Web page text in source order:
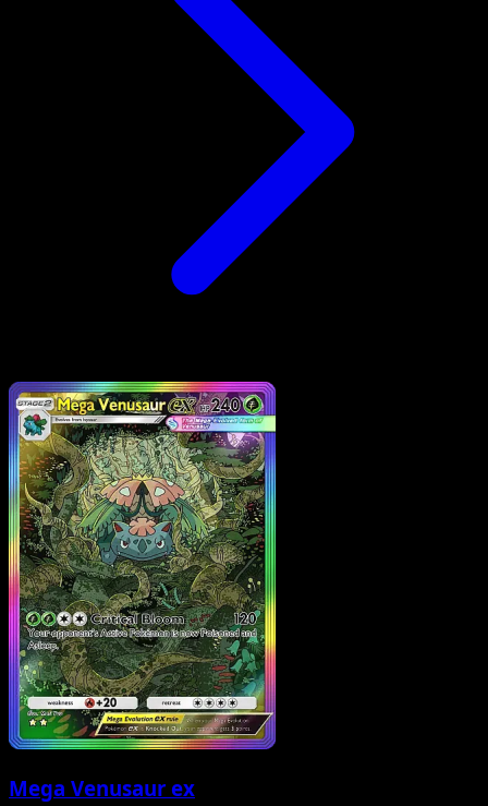
Mega Venusaur ex